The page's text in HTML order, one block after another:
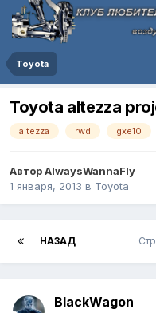
Toyota
Toyota altezza
altezza rwd gxe10
АвторAlwaysWannaFly
1 января, 2013 в Toyota
НАЗАД
BlackWagon